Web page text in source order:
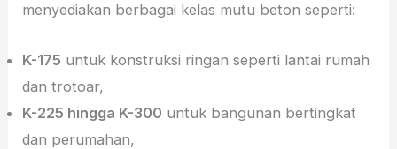
menyediakan berbagai kelas mutu beton seperti:
K-175 untuk konstruksi ringan seperti lantai rumah
dan trotoar,
K-225 hingga K-300 untuk bangunan bertingkat
dan perumahan,